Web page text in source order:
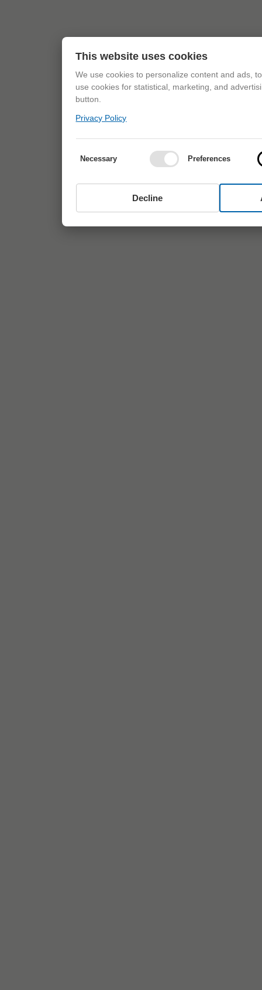
This website uses cookies
We use cookies to personalize content and ads,
use cookies for statistical, marketing, and
button.
Privacy Policy
Necessary Preferences
Decline